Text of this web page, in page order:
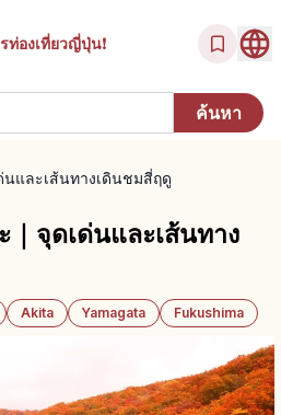
ท่องเที่ยวญี่ปุ่น!
และเส้นทางเดินชมสี่ฤดู
จุดเด่นและเส้นทาง
Akita Yamagata Fukushima